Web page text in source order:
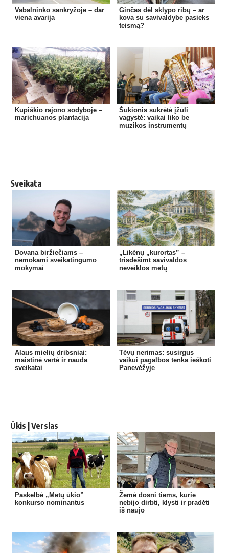
Vabalninko sankryžoje – dar
viena avarija
Ginčas dėl sklypo ribų – ar
kova su savivaldybe pasieks
teismą?
Kupiškio rajono sodyboje –
marichuanos plantacija
Šukionis sukrėtė įžūli
vagystė: vaikai liko be
muzikos instrumentų
Sveikata
Dovana biržiečiams –
nemokami sveikatingumo
mokymai
„Likėnų „kurortas” –
trisdešimt savivaldos
neveiklos metų
Alaus mielių dribsniai:
maistinė vertė ir nauda
sveikatai
Tėvų nerimas: susirgus
vaikui pagalbos tenka ieškoti
Panevėžyje
Ūkis | Verslas
Paskelbė „Metų ūkio”
konkurso nominantus
Žemė dosni tiems, kurie
nebijo dirbti, klysti ir pradėti
iš naujo